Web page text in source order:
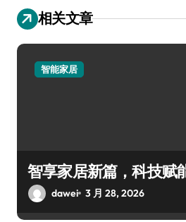
相关文章
智能家居
智享家居新篇，科技赋
dawei 3 月 28, 2026